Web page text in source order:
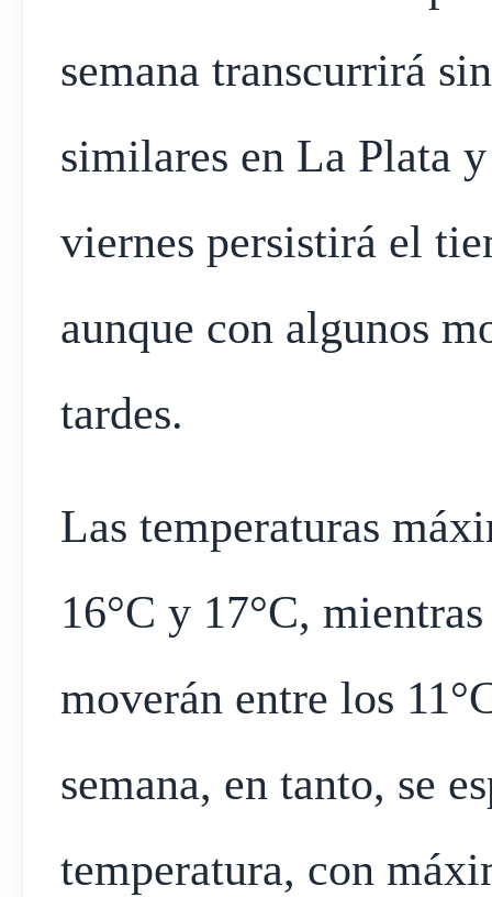
semana transcurrirá
similares en La Plata
viernes persistirá el
aunque con algunos
tardes.
Las temperaturas
16°C y 17°C,
moverán entre los
semana, en tanto, se
temperatura, con